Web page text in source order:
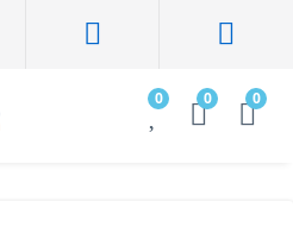
0 0 0